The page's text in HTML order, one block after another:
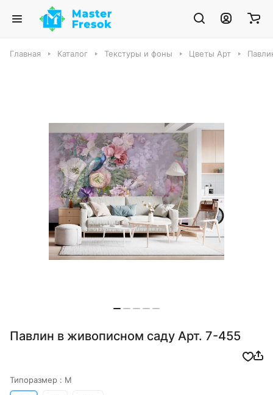
Главная Каталог Текстуры и фоны Цветы Арт
Павлин в живописном саду Арт. 7-455
Типоразмер : M